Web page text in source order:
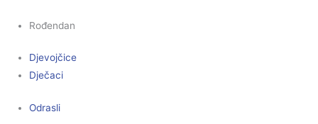
Rođendan
Djevojčice
Dječaci
Odrasli